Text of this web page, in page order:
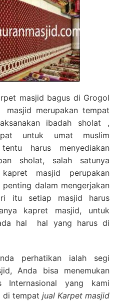
masjid bagus di Grogol
merupakan tempat
ibadah sholat ,
untuk umat muslim
harus menyediakan
sholat, salah satunya
masjid perupakan
dalam mengerjakan
itu setiap masjid harus
kapret masjid, untuk
hal hal yang harus di
perhatikan ialah segi
Anda bisa menemukan
Internasional yang kami
di tempat jual Karpet masjid